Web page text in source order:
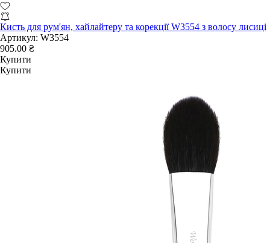
Кисть для рум'ян, хайлайтеру та корекції W3554 з волосу лисиці
Артикул: W3554
905.00 ₴
Купити
Купити